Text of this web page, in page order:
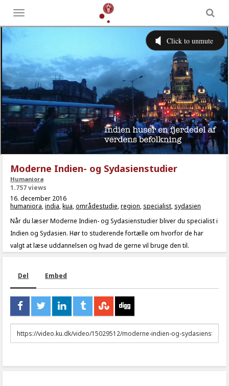
Toggle
menu
Moderne Indien- og Sydasienstudier
Humaniora
1.757 views
16. december 2016
humaniora,india,kua,områdestudie,region, specialist, sydasien
Når du læser Moderne Indien- og Sydasienstudier bliver du specialist i
Indien og Sydasien. Hør to studerende fortælle om hvorfor de har
valgt at læse uddannelsen og hvad de gerne vil bruge den til.
Del Embed
URL
to